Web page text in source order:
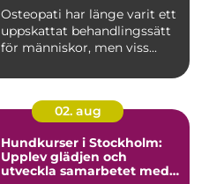
Osteopati har länge varit ett
uppskattat behandlingssätt
för människor, men viss...
02. aug
Hundkurser i Stockholm:
Upplev glädjen och
utveckla samarbetet med